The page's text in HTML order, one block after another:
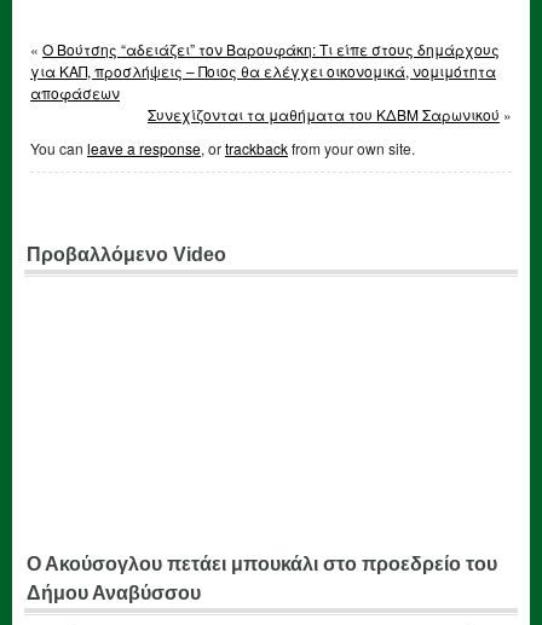
« Ο Βούτσης “αδειάζει” τον Βαρουφάκη: Τι είπε στους δημάρχους
για ΚΑΠ, προσλήψεις – Ποιος θα ελέγχει οικονομικά, νομιμότητα
αποφάσεων
Συνεχίζονται τα μαθήματα του ΚΔΒΜ Σαρωνικού »
You can leave a response, ortrackbackfrom your own site.
Προβαλλόμενο Video
Ο Ακούσογλου πετάει μπουκάλι στο προεδρείο του
Δήμου Αναβύσσου